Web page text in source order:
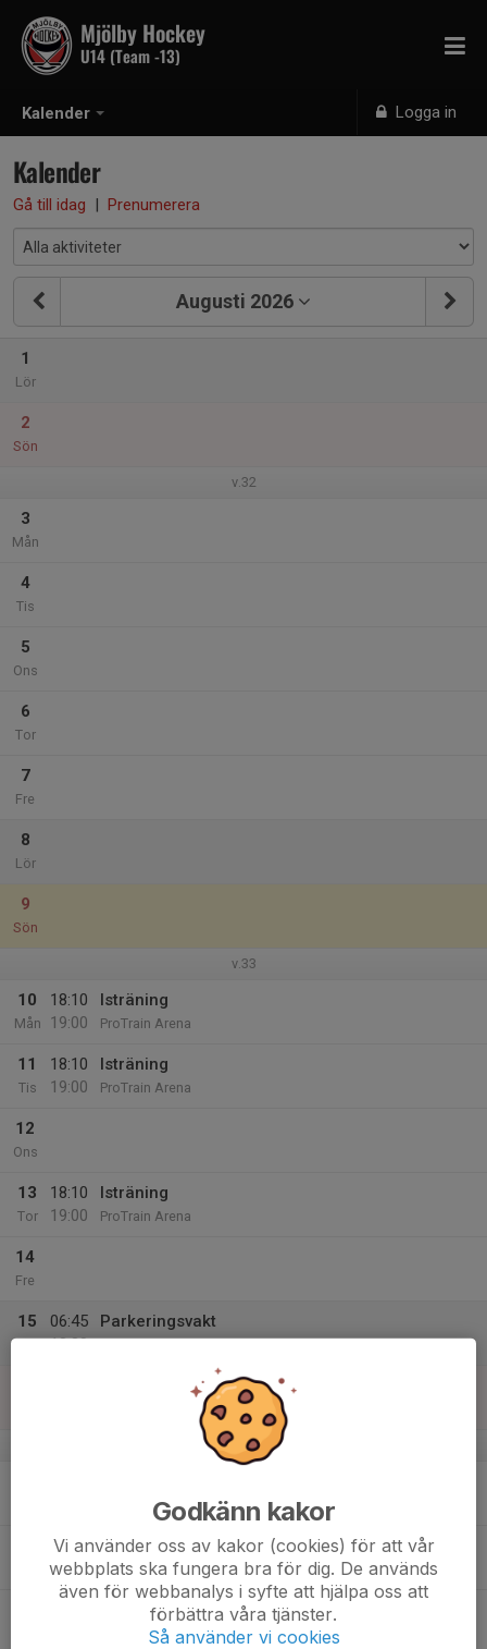
Kalender Logga in
Mjölby Hockey
U14 (Team -13)
Kalender
Gå till idag | Prenumerera
Augusti 2026
1
Lör
2
Sön
v.32
3
Mån
4
Tis
5
Ons
6
Tor
7
Fre
8
Lör
9
Sön
v.33
10
Mån
18:10
19:00
Isträning
ProTrain Arena
11
Tis
18:10
19:00
Isträning
ProTrain Arena
12
Ons
13
Tor
18:10
19:00
Isträning
ProTrain Arena
14
Fre
15
06:45
13:30
Parkeringsvakt
Parkeringsvakt
Himmelstalund Nkpg
v.34
Godkänn kakor
Vi använder oss av kakor (cookies) för att vår
webbplats ska fungera bra för dig. De används
även för webbanalys i syfte att hjälpa oss att
förbättra våra tjänster.
Så använder vi cookies